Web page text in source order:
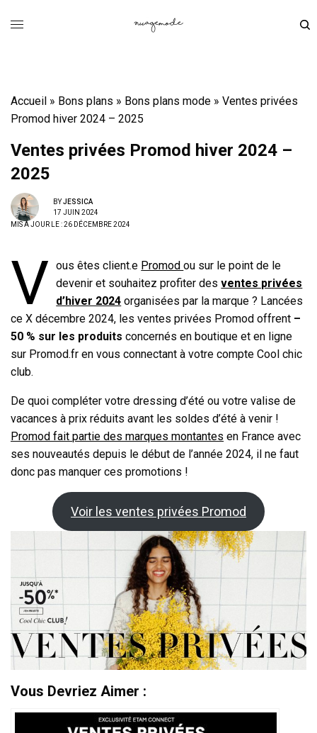
Accueil » Bons plans » Bons plans mode »Ventes privées
Promod hiver 2024 – 2025
Ventes privées Promod hiver 2024 –
2025
BYJESSICA
17 JUIN 2024
MIS À JOUR LE : 26 DÉCEMBRE 2024
V ous êtes client.e Promodou sur le point de le
devenir et souhaitez profiter desventes privées
d’hiver 2024 organisées par la marque ? Lancées
ce X décembre 2024, les ventes privées Promod offrent –
50 % sur les produits concernés en boutique et en ligne
sur Promod.fr en vous connectant à votre compte Cool chic
club.
De quoi compléter votre dressing d’été ou votre valise de
vacances à prix réduits avant les soldes d’été à venir !
Promod fait partie des marques montantes en France avec
ses nouveautés depuis le début de l’année 2024, il ne faut
donc pas manquer ces promotions !
Voir les ventes privées Promod
Vous Devriez Aimer :